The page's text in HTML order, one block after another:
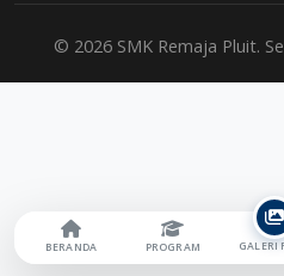
© 2026 SMK Remaja Pluit.
BERANDA PROGRAM GALERI